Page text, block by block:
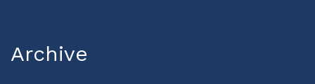
Archive